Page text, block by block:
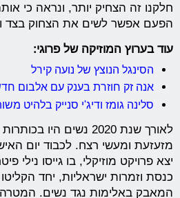
חלקנו זה הצחיק יותר, ונראה כי
הפעם אפשר לשים את הצחוק בצד
עוד בערוץ המוזיקה של פרוגי:
הסינגל הנוצץ של נועה קירל
אנה זק חוזרת בענק עם אלבום
סלינה גומז ודיג'י סנייק בלהיט
לאורך שנת 2020 נשים
מזעזעת ומעשי רצח. לכבוד יום
כנסת וזמרות ישראליות, יחד
המאבק באלימות נגד נשים.